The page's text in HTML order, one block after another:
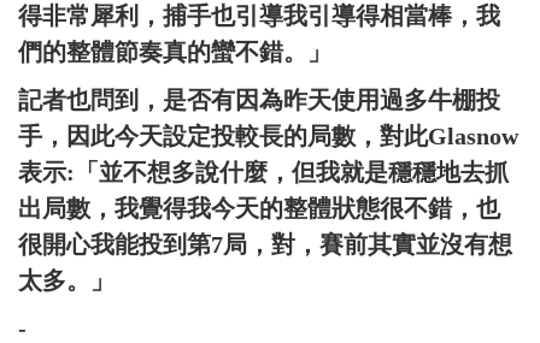
得非常犀利，捕手也引導我引導得相當棒，我
們的整體節奏真的蠻不錯。」
記者也問到，是否有因為昨天使用過多牛棚投
手，因此今天設定投較長的局數，對此Glasnow
表示:「並不想多說什麼，但我就是穩穩地去抓
出局數，我覺得我今天的整體狀態很不錯，也
很開心我能投到第7局，對，賽前其實並沒有想
太多。」
-